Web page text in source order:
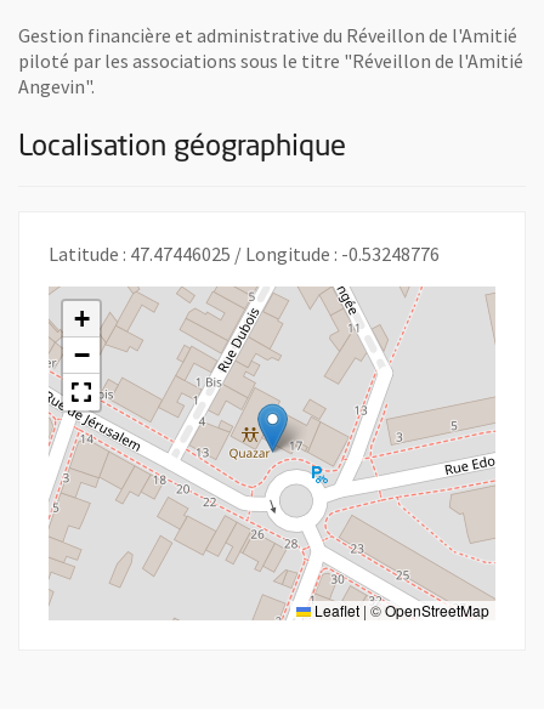
Gestion financière et administrative du Réveillon de l'Amitié
piloté par les associations sous le titre "Réveillon de l'Amitié
Angevin".
Localisation géographique
Latitude : 47.47446025 / Longitude : -0.53248776
+
−
Leaflet | ©OpenStreetMap